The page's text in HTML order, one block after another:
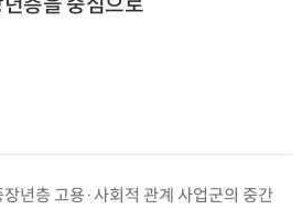
년층 고용·사회적 관계 사업군의 중간